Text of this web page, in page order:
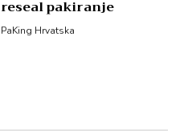
reseal pakiranje
PaKing Hrvatska